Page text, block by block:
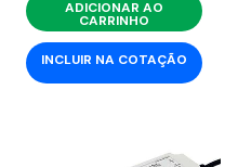
ADICIONAR AO
CARRINHO
INCLUIR NA COTAÇÃO